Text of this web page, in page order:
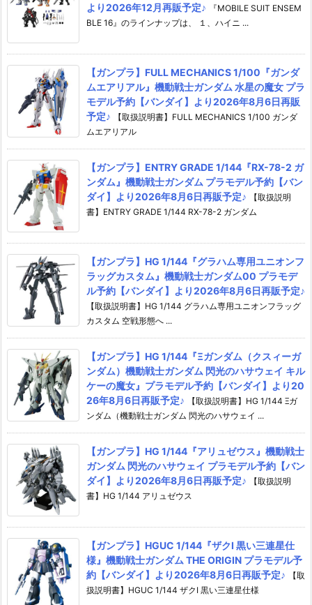
より2026年12月再販予定♪
『MOBILE SUIT ENSEM
BLE 16』のラインナップは、 １、ハイニ ...
【ガンプラ】FULL MECHANICS 1/100『ガンダ
ムエアリアル』機動戦士ガンダム 水星の魔女 プラ
モデル予約【バンダイ】より2026年8月6日再販
予定♪
【取扱説明書】FULL MECHANICS 1/100 ガンダ
ムエアリアル
【ガンプラ】ENTRY GRADE 1/144『RX-78-2 ガ
ンダム』機動戦士ガンダム プラモデル予約【バン
ダイ】より2026年8月6日再販予定♪
【取扱説明
書】ENTRY GRADE 1/144 RX-78-2 ガンダム
【ガンプラ】HG 1/144『グラハム専用ユニオンフ
ラッグカスタム』機動戦士ガンダム00 プラモデ
ル予約【バンダイ】より2026年8月6日再販予定♪
【取扱説明書】HG 1/144 グラハム専用ユニオンフラッグ
カスタム 空戦形態へ ...
【ガンプラ】HG 1/144『Ξガンダム（クスィーガ
ンダム）機動戦士ガンダム 閃光のハサウェイ キル
ケーの魔女』プラモデル予約【バンダイ】より20
26年8月6日再販予定♪
【取扱説明書】HG 1/144 Ξガ
ンダム（機動戦士ガンダム 閃光のハサウェイ ...
【ガンプラ】HG 1/144『アリュゼウス』機動戦士
ガンダム 閃光のハサウェイ プラモデル予約【バン
ダイ】より2026年8月6日再販予定♪
【取扱説明
書】HG 1/144 アリュゼウス
【ガンプラ】HGUC 1/144『ザクI 黒い三連星仕
様』機動戦士ガンダム THE ORIGIN プラモデル予
約【バンダイ】より2026年8月6日再販予定♪
【取
扱説明書】HGUC 1/144 ザクI 黒い三連星仕様